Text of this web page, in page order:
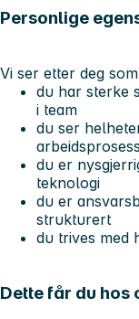
Personlige
Vi ser etter deg
du har sterke
i team
du ser
du er
teknologi
du er
strukturert
du trives med
Dette får du hos